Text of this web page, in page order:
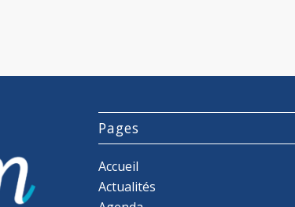
Pages
Accueil
Actualités